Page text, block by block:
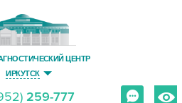
ЦЕНТР
ИРКУТСК
259-777